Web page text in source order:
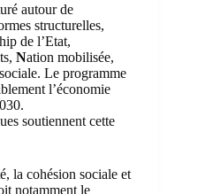
autour de
structurelles,
de l’Etat,
Nation mobilisée,
Le programme
l’économie
soutiennent cette
la cohésion sociale et
notamment le